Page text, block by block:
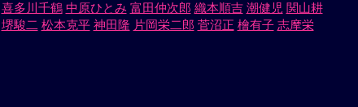
喜多川千鶴 中原ひとみ 富田仲次郎 織本順吉 潮健児 関山耕
堺駿二 松本克平 神田隆 片岡栄二郎 菅沼正 檜有子 志摩栄